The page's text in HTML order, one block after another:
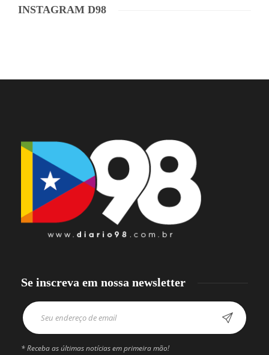
INSTAGRAM D98
Se inscreva em nossa newsletter
* Receba as últimas notícias em primeira mão!